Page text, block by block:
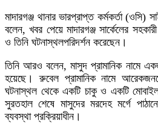
মাদারগঞ্জ থানার ভারপ্রাপ্ত কর্মকর্তা
বলেন, খবর পেয়ে মাদারগঞ্জ সার্কেলের
ও তিনি ঘটনাস্থলপরিদর্শন করেছেন।
তিনি আরও বলেন, মাসুদ প্রামানিক নামে
হয়েছে। রুবেল প্রামানিক নামে
ঘটনাস্থল থেকে একটি চাকু ও একটি
সুরতহাল শেষে মাসুদের মরদেহ মর্গে
ব্যবস্থা প্রক্রিয়াধীন।